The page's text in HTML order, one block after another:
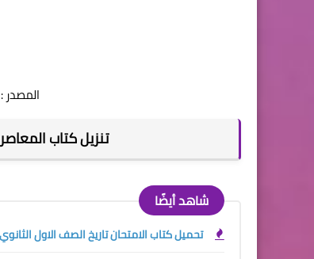
المصدر :
تنزيل كتاب المعاصر
شاهد أيضًا
تحميل كتاب الامتحان تاريخ الصف الاول الثانوي